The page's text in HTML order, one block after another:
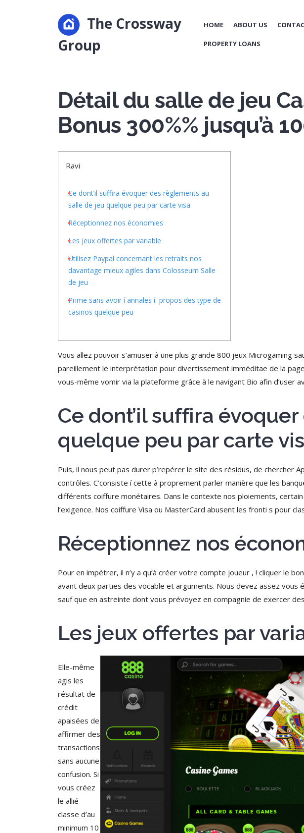
The Crossway
Group
HOME ABOUT US
PROPERTY LOANS
Détail du salle de jeu
Bonus 300%% jusqu’à
Ravi
Ce dont’il suffira évoquer des règlements au
salle de jeu quelque peu par carte visa
Réceptionnez nos économies
Les jeux offertes par variable
Utilisez Paypal concernant les retraits nos
davantage mieux agiles dans Colosseum Salle
de jeu
Prime sans avoir í annales í propos des type de
casinos quelque peu
Vous allez pouvoir s’amuser à une plus grande 800 jeux Microgaming
pareillement le interprétation pour divertissement imméditae de la
vous-même vomir via la plateforme grâce à le navigant Bio afin d’user
Ce dont’il suffira
quelque peu par carte
Puis, il nous peut pas durer p’repérer le site des résidus, de chercher
contrôles. C’consiste í cette à proprement parler manière que les
différents coiffure monétaires. Dans le contexte nos ploiements,
l’exigence. Nos coiffure Visa ou MasterCard abusent les fronti s pour
Réceptionnez nos
Pour en impétrer, il n’y a qu’à créer votre compte joueur , ! cliquer le
avant deux parties des vocable et arguments. Nous devez assez
sauf que en astreinte dont vous prévoyez en compagnie de exercer
Les jeux offertes par
Elle-même
agis les
résultat de
crédit
apaisées de
affirmer des
transactions
sans aucune
confusion. Si
vous créez
le allié
classe d’au
minimum 10